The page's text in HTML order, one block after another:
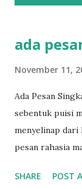
ada
November 11,
Ada Pesan
sebentuk puisi
menyelinap
pesan rahasia
kata rahasia
SHARE POST